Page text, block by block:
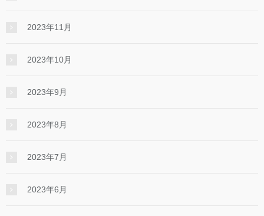
2023年11月
2023年10月
2023年9月
2023年8月
2023年7月
2023年6月